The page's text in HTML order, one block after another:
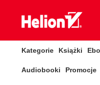
Kategorie Książki
Audiobooki Promocje